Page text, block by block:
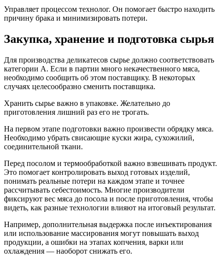
Управляет процессом технолог. Он помогает быстро находить
причину брака и минимизировать потери.
Закупка, хранение и подготовка сырья
Для производства деликатесов сырье должно соответствовать
категории А. Если в партии много некачественного мяса,
необходимо сообщить об этом поставщику. В некоторых
случаях целесообразно сменить поставщика.
Хранить сырье важно в упаковке. Желательно до
приготовления лишний раз его не трогать.
На первом этапе подготовки важно произвести обрядку мяса.
Необходимо убрать свисающие куски жира, сухожилий,
соединительной ткани.
Перед посолом и термообработкой важно взвешивать продукт.
Это помогает контролировать выход готовых изделий,
понимать реальные потери на каждом этапе и точнее
рассчитывать себестоимость. Многие производители
фиксируют вес мяса до посола и после приготовления, чтобы
видеть, как разные технологии влияют на итоговый результат.
Например, дополнительная выдержка после инъектирования
или использование массирования могут повышать выход
продукции, а ошибки на этапах копчения, варки или
охлаждения — наоборот снижать его.